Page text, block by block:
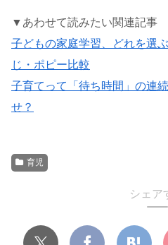
▼あわせて読みたい関連記事
子どもの家庭学習、どれを選
じ・ポピー比較
子育てって「待ち時間」の連
せ？
育児
シェア